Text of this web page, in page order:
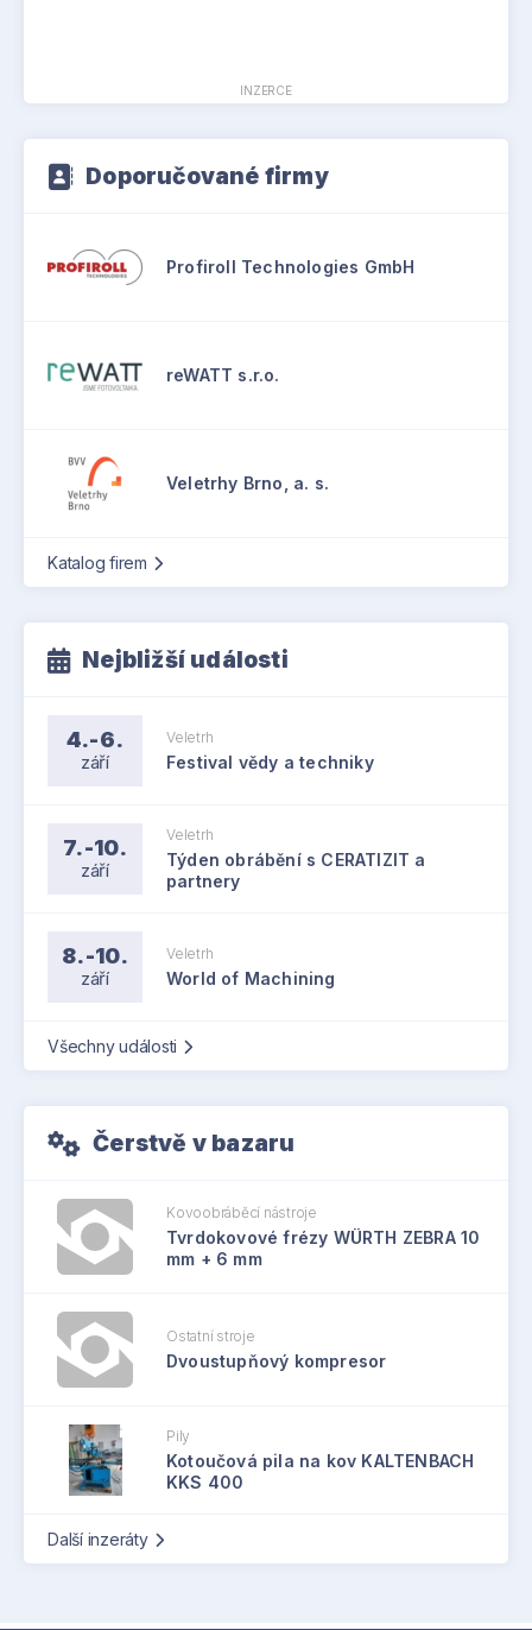
INZERCE
Doporučované firmy
Profiroll Technologies GmbH
reWATT s.r.o.
Veletrhy Brno, a. s.
Katalog firem
Nejbližší události
4.-6.
září
Veletrh
Festival vědy a techniky
7.-10.
září
Veletrh
Týden obrábění s CERATIZIT a
partnery
8.-10.
září
Veletrh
World of Machining
Všechny události
Čerstvě v bazaru
Kovoobráběcí nástroje
Tvrdokovové frézy WÜRTH ZEBRA 10
mm + 6 mm
Ostatní stroje
Dvoustupňový kompresor
Pily
Kotoučová pila na kov KALTENBACH
KKS 400
Další inzeráty